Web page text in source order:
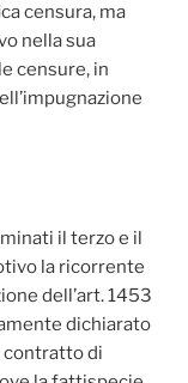
censura, ma
nella sua
censure, in
il terzo e il
la ricorrente
dell’art. 1453
dichiarato
contratto di